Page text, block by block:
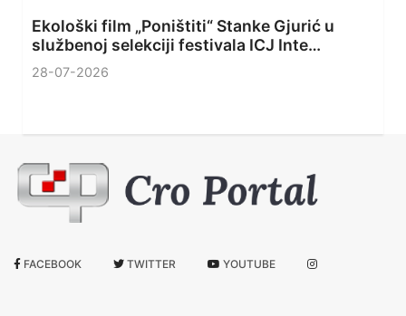
Ekološki film „Poništiti“ Stanke Gjurić u
službenoj selekciji festivala ICJ Inte…
28-07-2026
FACEBOOK TWITTER YOUTUBE